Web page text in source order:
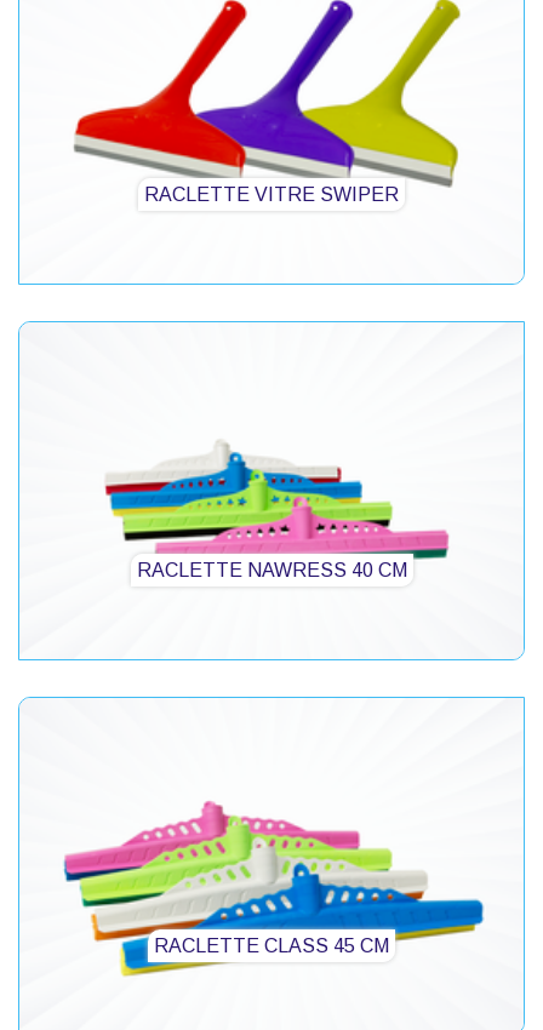
RACLETTE VITRE SWIPER
RACLETTE NAWRESS 40 CM
RACLETTE CLASS 45 CM